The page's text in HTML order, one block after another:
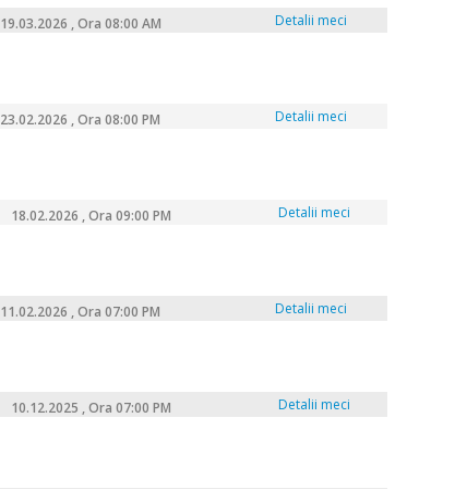
19.03.2026 , Ora 08:00 AM Detalii meci
23.02.2026 , Ora 08:00 PM Detalii meci
18.02.2026 , Ora 09:00 PM Detalii meci
11.02.2026 , Ora 07:00 PM Detalii meci
10.12.2025 , Ora 07:00 PM Detalii meci